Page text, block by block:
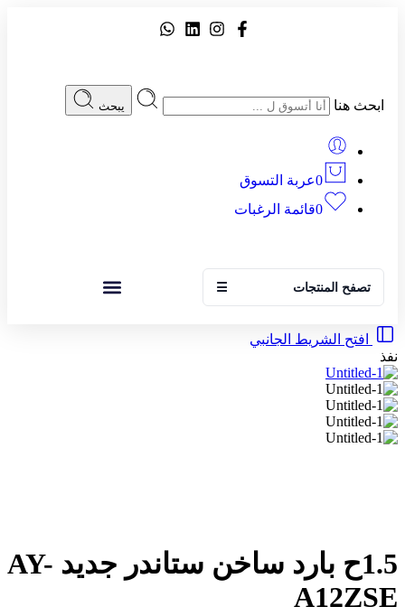
ابحث هنا يبحث
0عربة التسوق
0قائمة الرغبات
تصفح المنتجات ☰
افتح الشريط الجانبي
نفذ
1.5ح بارد ساخن ستاندر جديد AY-
A12ZSE